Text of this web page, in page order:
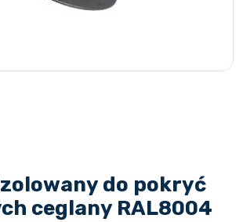
do pokryć
ceglany RAL8004